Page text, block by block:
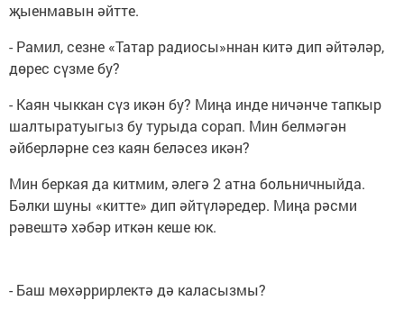
җыенмавын әйтте.
- Рамил, сезне «Татар радиосы»ннан китә дип әйтәләр,
дөрес сүзме бу?
- Каян чыккан сүз икән бу? Миңа инде ничәнче тапкыр
шалтыратуыгыз бу турыда сорап. Мин белмәгән
әйберләрне сез каян беләсез икән?
Мин беркая да китмим, әлегә 2 атна больничныйда.
Бәлки шуны «китте» дип әйтүләредер. Миңа рәсми
рәвештә хәбәр иткән кеше юк.
- Баш мөхәррирлектә дә каласызмы?